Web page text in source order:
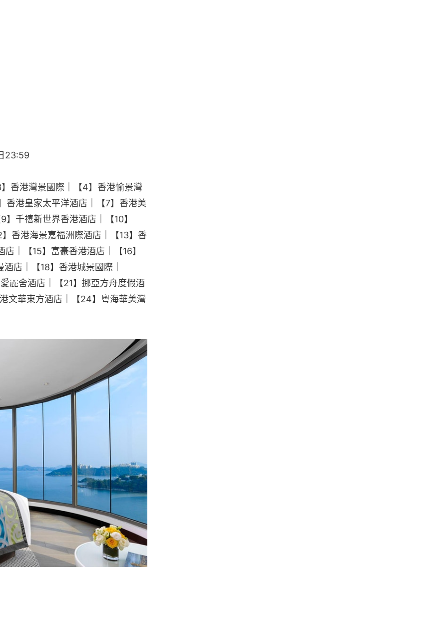
23:59
香港灣景國際｜【4】香港愉景灣
香港皇家太平洋酒店｜【7】香港美
千禧新世界香港酒店｜【10】
香港海景嘉福洲際酒店｜【13】香
｜【15】富豪香港酒店｜【16】
店｜【18】香港城景國際｜
麗舍酒店｜【21】挪亞方舟度假酒
文華東方酒店｜【24】粵海華美灣